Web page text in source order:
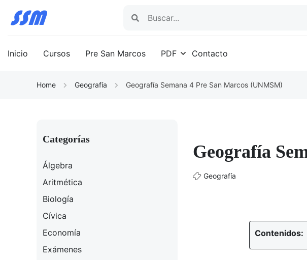
Inicio Cursos Pre San Marcos PDF Contacto
Home Geografía Geografía Semana 4 Pre San Marcos (UNMSM)
Geografía
Geografía
Contenidos:
Categorías
Álgebra
Aritmética
Biología
Cívica
Economía
Exámenes